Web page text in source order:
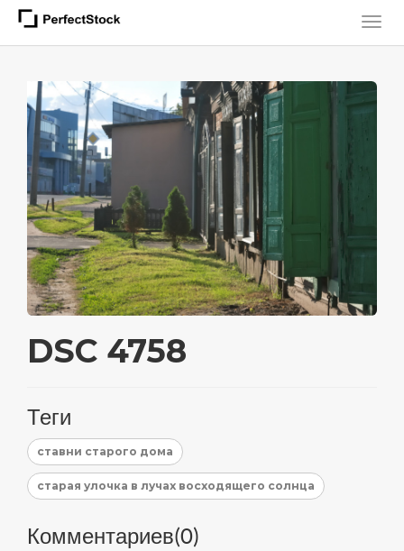
DSC 4758
Теги
ставни старого дома
старая улочка в лучах восходящего солнца
Комментариев(0)